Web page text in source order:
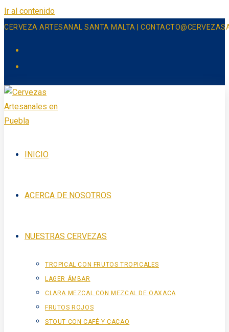
Ir al contenido
CERVEZA ARTESANAL SANTA MALTA |
INICIO
ACERCA DE NOSOTROS
NUESTRAS CERVEZAS
TROPICAL CON FRUTOS TROPICALES
LAGER ÁMBAR
CLARA MEZCAL CON MEZCAL DE OAXACA
FRUTOS ROJOS
STOUT CON CAFÉ Y CACAO